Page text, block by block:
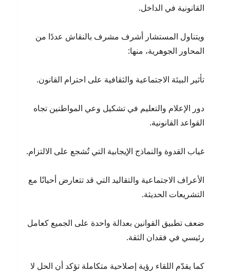
القانونية في الداخل.
ويتناول المستشار أشرف مشرف بالنقاش عددًا من
المحاور الجوهرية، منها:
تأثير البيئة الاجتماعية والثقافية على احترام القانون.
دور الإعلام والتعليم في تشكيل وعي المواطنين تجاه
القواعد القانونية.
غياب القدوة والنماذج الإيجابية التي تُشجع على الالتزام.
الأعراف الاجتماعية والتقاليد التي قد تتعارض أحيانًا مع
التشريعات الحديثة.
ضعف تطبيق القوانين بعدالة واحدة على الجميع كعامل
رئيسي في فقدان الثقة.
كما يقدّم اللقاء رؤية إصلاحية متكاملة تؤكد أن الحل لا